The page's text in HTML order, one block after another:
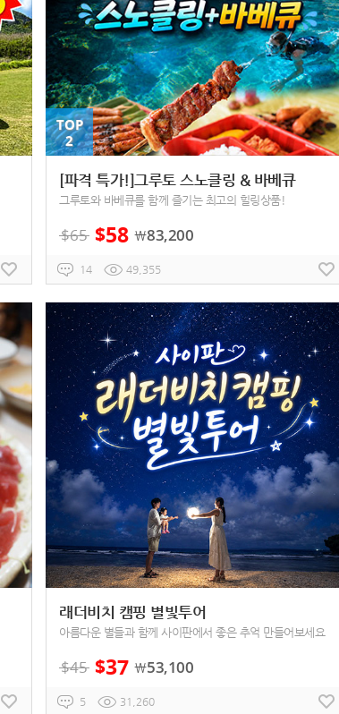
TOP
2
[파격 특가!]그루토 스노클링 & 바베큐
그루토와 바베큐를 함께 즐기는 최고의 힐링상품!
$65 $58 ￦83,200
14 49,355
래더비치 캠핑 별빛투어
아름다운 별들과 함께 사이판에서 좋은 추억 만들어보세요
$45 $37 ￦53,100
5 31,260